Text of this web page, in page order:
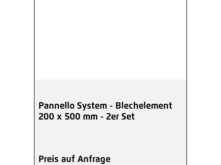
Pannello System - Blechelement
200 x 500 mm - 2er Set
Preis auf Anfrage